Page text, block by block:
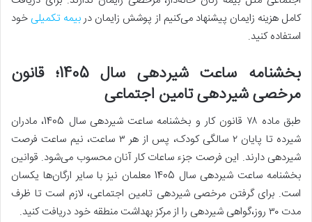
کامل هزینه زایمان پیشنهاد می‌کنیم از پوشش زایمان دربیمه تکمیلی خود
استفاده کنید.
بخشنامه ساعت شیردهی سال 1405؛ قانون
مرخصی شیردهی تامین اجتماعی
طبق ماده ۷۸ قانون کار و بخشنامه ساعت شیردهی سال 1405، مادران
شیرده تا پایان ۲ سالگی کودک، پس از هر ۳ ساعت، نیم ساعت فرصت
شیردهی دارند. این فرصت جزء ساعات کار آنان محسوب می‌شود. قوانین
بخشنامه ساعت شیردهی سال 1405 معلمان نیز با سایر ارگان‌ها یکسان
است. برای گرفتن مرخصی شیردهی تامین اجتماعی، لازم است تا ظرف
مدت ۳۰ روز،گواهی شیردهی را از مرکز بهداشت منطقه خود دریافت کنید.